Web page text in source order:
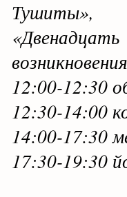
Тушиты»,
12:00-12:30
12:30-14:00
14:00-17:30
17:30-19:30